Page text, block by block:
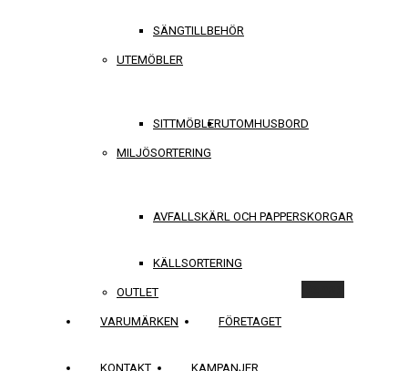
SÄNGTILLBEHÖR
UTEMÖBLER
SITTMÖBLERUTOMHUSBORD
MILJÖSORTERING
AVFALLSKÄRL OCH PAPPERSKORGAR
KÄLLSORTERING
OUTLET
VARUMÄRKEN FÖRETAGET
KONTAKT KAMPANJER